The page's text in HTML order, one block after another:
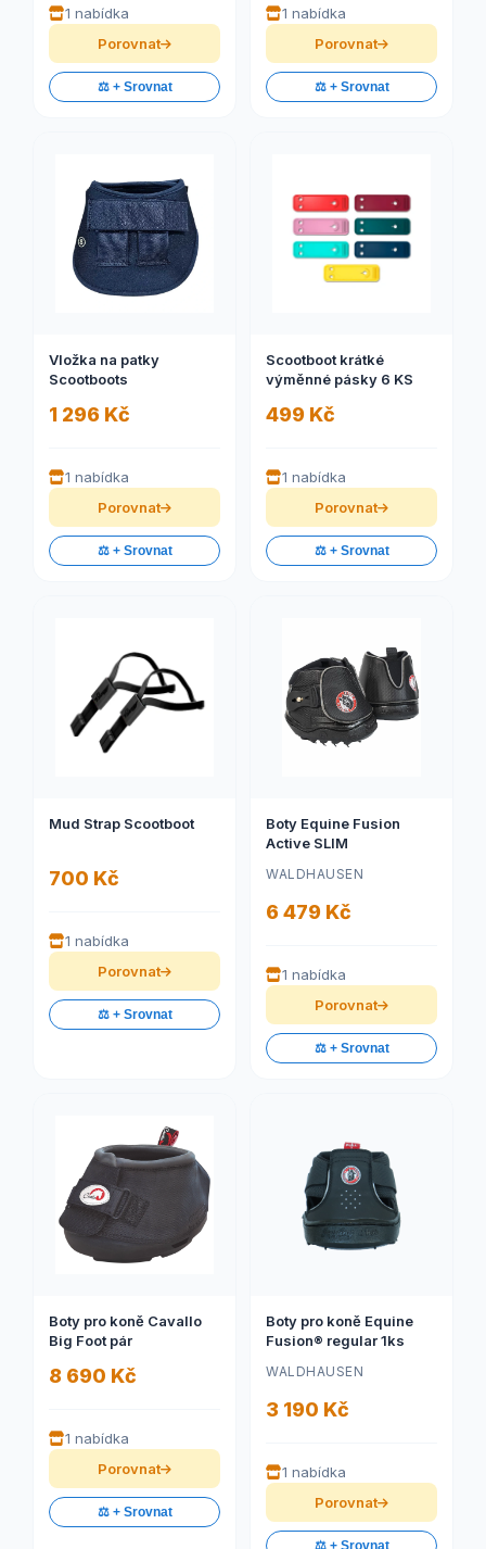
1 nabídka
Porovnat
⚖️ + Srovnat
1 nabídka
Porovnat
⚖️ + Srovnat
Vložka na patky
Scootboots
1 296 Kč
1 nabídka
Porovnat
⚖️ + Srovnat
Scootboot krátké
výměnné pásky 6 KS
499 Kč
1 nabídka
Porovnat
⚖️ + Srovnat
Mud Strap Scootboot
700 Kč
1 nabídka
Porovnat
⚖️ + Srovnat
Boty Equine Fusion
Active SLIM
WALDHAUSEN
6 479 Kč
1 nabídka
Porovnat
⚖️ + Srovnat
Boty pro koně Cavallo
Big Foot pár
8 690 Kč
1 nabídka
Porovnat
⚖️ + Srovnat
Boty pro koně Equine
Fusion® regular 1ks
WALDHAUSEN
3 190 Kč
1 nabídka
Porovnat
⚖️ + Srovnat